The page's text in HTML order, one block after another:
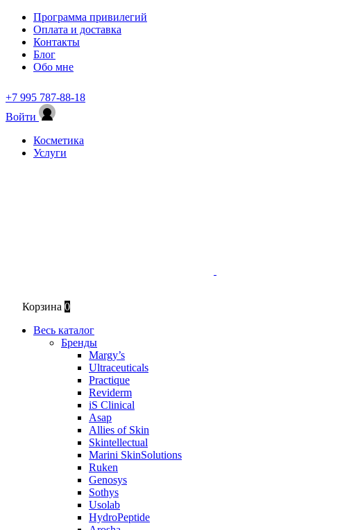
Программа привилегий
Оплата и доставка
Контакты
Блог
Обо мне
+7 995 787-88-18
Войти
Косметика
Услуги
Корзина 0
Весь каталог
Бренды
Margy’s
Ultraceuticals
Practique
Reviderm
iS Clinical
Asap
Allies of Skin
Skintellectual
Marini SkinSolutions
Ruken
Genosys
Sothys
Usolab
HydroPeptide